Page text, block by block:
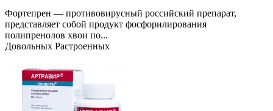
Фортепрен — противовирусный российский препарат,
представляет собой продукт фосфорилирования
полипренолов хвои по...
Довольных Растроенных